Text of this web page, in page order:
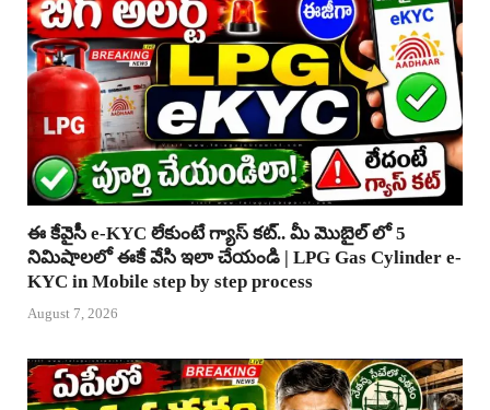
ఈ కేవైసీ e-KYC లేకుంటే గ్యాస్ కట్.. మీ మొబైల్ లో 5
నిమిషాలలో ఈకే వేసి ఇలా చేయండి | LPG Gas Cylinder e-
KYC in Mobile step by step process
August 7, 2026